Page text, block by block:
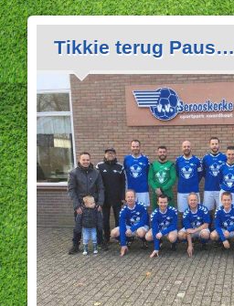
Tikkie terug Paus…